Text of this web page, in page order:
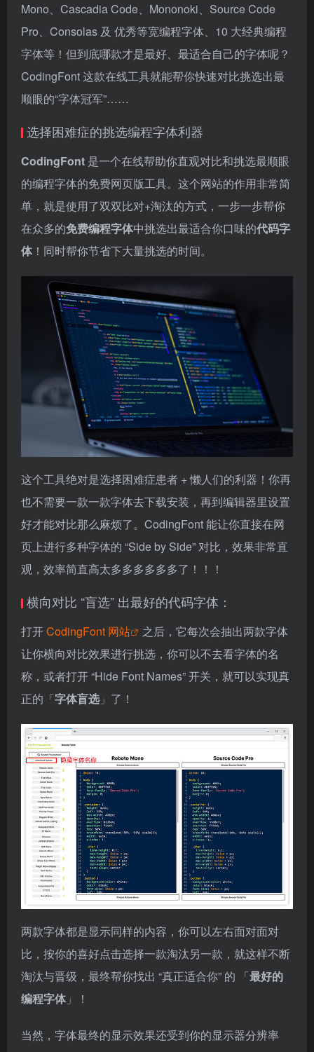
Mono、Cascadia Code、Mononoki、Source Code
Pro、Consolas 及 优秀等宽编程字体、10 大经典编程
字体等！但到底哪款才是最好、最适合自己的字体呢？
CodingFont 这款在线工具就能帮你快速对比挑选出最
顺眼的“字体冠军”……
选择困难症的挑选编程字体利器
CodingFont 是一个在线帮助你直观对比和挑选最顺眼
的编程字体的免费网页版工具。这个网站的作用非常简
单，就是使用了双双比对+淘汰的方式，一步一步帮你
在众多的免费编程字体中挑选出最适合你口味的代码字
体！同时帮你节省下大量挑选的时间。
这个工具绝对是选择困难症患者 + 懒人们的利器！你再
也不需要一款一款字体去下载安装，再到编辑器里设置
好才能对比那么麻烦了。CodingFont 能让你直接在网
页上进行多种字体的 “Side by Side” 对比，效果非常直
观，效率简直高太多多多多多多了！！！
横向对比 “盲选” 出最好的代码字体：
打开CodingFont 网站
之后，它每次会抽出两款字体
让你横向对比效果进行挑选，你可以不去看字体的名
称，或者打开 “Hide Font Names” 开关，就可以实现真
正的「字体盲选 」了！
两款字体都是显示同样的内容，你可以左右面对面对
比，按你的喜好点击选择一款淘汰另一款，就这样不断
淘汰与晋级，最终帮你找出 “真正适合你” 的 「最好的
编程字体」！
当然，字体最终的显示效果还受到你的显示器分辨率